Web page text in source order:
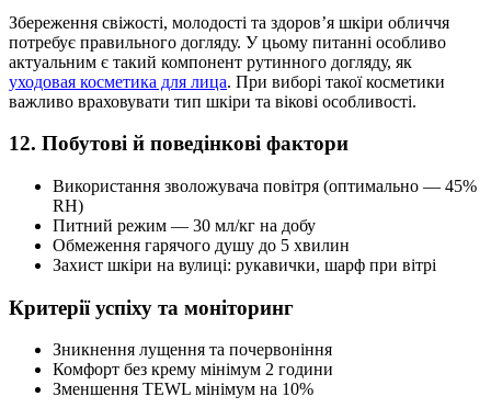
Збереження свіжості, молодості та здоров’я шкіри обличчя
потребує правильного догляду. У цьому питанні особливо
актуальним є такий компонент рутинного догляду, як
уходовая косметика для лица. При виборі такої косметики
важливо враховувати тип шкіри та вікові особливості.
12. Побутові й поведінкові фактори
Використання зволожувача повітря (оптимально — 45%
RH)
Питний режим — 30 мл/кг на добу
Обмеження гарячого душу до 5 хвилин
Захист шкіри на вулиці: рукавички, шарф при вітрі
Критерії успіху та моніторинг
Зникнення лущення та почервоніння
Комфорт без крему мінімум 2 години
Зменшення TEWL мінімум на 10%